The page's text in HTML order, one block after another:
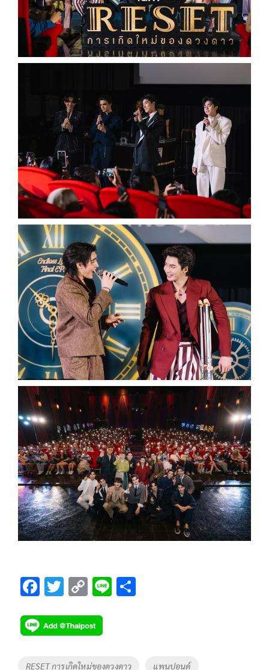
F
e
b
o
T
tt
er
C
p
y
Li
Li
Tags
RESET การเกิดใหม่ของดวงดาว แพนปอนด์